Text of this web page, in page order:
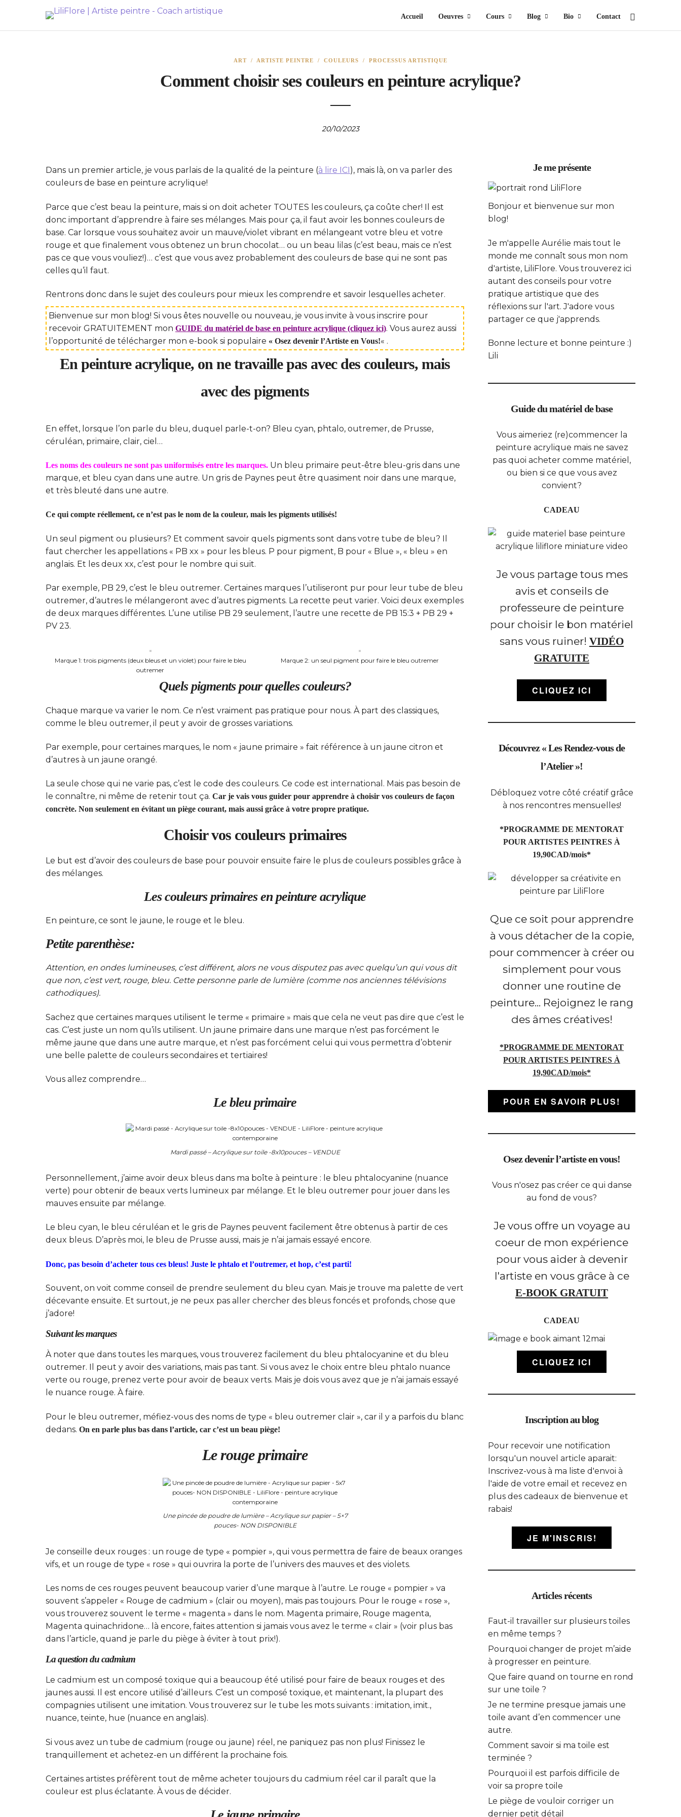
Accueil Oeuvres Cours Blog Bio Contact
ART / ARTISTE PEINTRE / COULEURS / PROCESSUS ARTISTIQUE
Comment choisir ses couleurs en peinture acrylique?
20/10/2023
Dans un premier article, je vous parlais de la qualité de la peinture (à lire ICI ), mais là, on va parler des
couleurs de base en peinture acrylique!
Parce que c’est beau la peinture, mais si on doit acheter TOUTES les couleurs, ça coûte cher! Il est
donc important d’apprendre à faire ses mélanges. Mais pour ça, il faut avoir les bonnes couleurs de
base. Car lorsque vous souhaitez avoir un mauve/violet vibrant en mélangeant votre bleu et votre
rouge et que finalement vous obtenez un brun chocolat… ou un beau lilas (c’est beau, mais ce n’est
pas ce que vous vouliez!)… c’est que vous avez probablement des couleurs de base qui ne sont pas
celles qu’il faut.
Rentrons donc dans le sujet des couleurs pour mieux les comprendre et savoir lesquelles acheter.
Bienvenue sur mon blog! Si vous êtes nouvelle ou nouveau, je vous invite à vous inscrire pour
recevoir GRATUITEMENT mon GUIDE du matériel de base en peinture acrylique (cliquez ici). Vous aurez aussi
l’opportunité de télécharger mon e-book si populaire « Osez devenir l’Artiste en Vous!« .
En peinture acrylique, on ne travaille pas avec des couleurs, mais
avec des pigments
En effet, lorsque l’on parle du bleu, duquel parle-t-on? Bleu cyan, phtalo, outremer, de Prusse,
céruléan, primaire, clair, ciel…
Les noms des couleurs ne sont pas uniformisés entre les marques. Un bleu primaire peut-être bleu-gris dans une
marque, et bleu cyan dans une autre. Un gris de Paynes peut être quasiment noir dans une marque,
et très bleuté dans une autre.
Ce qui compte réellement, ce n’est pas le nom de la couleur, mais les pigments utilisés!
Un seul pigment ou plusieurs? Et comment savoir quels pigments sont dans votre tube de bleu? Il
faut chercher les appellations « PB xx » pour les bleus. P pour pigment, B pour « Blue », « bleu » en
anglais. Et les deux xx, c’est pour le nombre qui suit.
Par exemple, PB 29, c’est le bleu outremer. Certaines marques l’utiliseront pur pour leur tube de bleu
outremer, d’autres le mélangeront avec d’autres pigments. La recette peut varier. Voici deux exemples
de deux marques différentes. L’une utilise PB 29 seulement, l’autre une recette de PB 15:3 + PB 29 +
PV 23.
Marque 1: trois pigments (deux bleus et un violet) pour faire le bleu
outremer
Marque 2: un seul pigment pour faire le bleu outremer
Quels pigments pour quelles couleurs?
Chaque marque va varier le nom. Ce n’est vraiment pas pratique pour nous. À part des classiques,
comme le bleu outremer, il peut y avoir de grosses variations.
Par exemple, pour certaines marques, le nom « jaune primaire » fait référence à un jaune citron et
d’autres à un jaune orangé.
La seule chose qui ne varie pas, c’est le code des couleurs. Ce code est international. Mais pas besoin de
le connaître, ni même de retenir tout ça. Car je vais vous guider pour apprendre à choisir vos couleurs de façon
concrète. Non seulement en évitant un piège courant, mais aussi grâce à votre propre pratique.
Choisir vos couleurs primaires
Le but est d’avoir des couleurs de base pour pouvoir ensuite faire le plus de couleurs possibles grâce à
des mélanges.
Les couleurs primaires en peinture acrylique
En peinture, ce sont le jaune, le rouge et le bleu.
Petite parenthèse:
Attention, en ondes lumineuses, c’est différent, alors ne vous disputez pas avec quelqu’un qui vous dit
que non, c’est vert, rouge, bleu. Cette personne parle de lumière (comme nos anciennes télévisions
cathodiques).
Sachez que certaines marques utilisent le terme « primaire » mais que cela ne veut pas dire que c’est le
cas. C’est juste un nom qu’ils utilisent. Un jaune primaire dans une marque n’est pas forcément le
même jaune que dans une autre marque, et n’est pas forcément celui qui vous permettra d’obtenir
une belle palette de couleurs secondaires et tertiaires!
Vous allez comprendre…
Le bleu primaire
Mardi passé – Acrylique sur toile -8x10pouces – VENDUE
Personnellement, j’aime avoir deux bleus dans ma boîte à peinture : le bleu phtalocyanine (nuance
verte) pour obtenir de beaux verts lumineux par mélange. Et le bleu outremer pour jouer dans les
mauves ensuite par mélange.
Le bleu cyan, le bleu céruléan et le gris de Paynes peuvent facilement être obtenus à partir de ces
deux bleus. D’après moi, le bleu de Prusse aussi, mais je n’ai jamais essayé encore.
Donc, pas besoin d’acheter tous ces bleus! Juste le phtalo et l’outremer, et hop, c’est parti!
Souvent, on voit comme conseil de prendre seulement du bleu cyan. Mais je trouve ma palette de vert
décevante ensuite. Et surtout, je ne peux pas aller chercher des bleus foncés et profonds, chose que
j’adore!
Suivant les marques
À noter que dans toutes les marques, vous trouverez facilement du bleu phtalocyanine et du bleu
outremer. Il peut y avoir des variations, mais pas tant. Si vous avez le choix entre bleu phtalo nuance
verte ou rouge, prenez verte pour avoir de beaux verts. Mais je dois vous avez que je n’ai jamais essayé
le nuance rouge. À faire.
Pour le bleu outremer, méfiez-vous des noms de type « bleu outremer clair », car il y a parfois du blanc
dedans. On en parle plus bas dans l’article, car c’est un beau piège!
Le rouge primaire
Une pincée de poudre de lumière – Acrylique sur papier – 5×7
pouces- NON DISPONIBLE
Je conseille deux rouges : un rouge de type « pompier », qui vous permettra de faire de beaux oranges
vifs, et un rouge de type « rose » qui ouvrira la porte de l’univers des mauves et des violets.
Les noms de ces rouges peuvent beaucoup varier d’une marque à l’autre. Le rouge « pompier » va
souvent s’appeler « Rouge de cadmium » (clair ou moyen), mais pas toujours. Pour le rouge « rose »,
vous trouverez souvent le terme « magenta » dans le nom. Magenta primaire, Rouge magenta,
Magenta quinachridone… là encore, faites attention si jamais vous avez le terme « clair » (voir plus bas
dans l’article, quand je parle du piège à éviter à tout prix!).
La question du cadmium
Le cadmium est un composé toxique qui a beaucoup été utilisé pour faire de beaux rouges et des
jaunes aussi. Il est encore utilisé d’ailleurs. C’est un composé toxique, et maintenant, la plupart des
compagnies utilisent une imitation. Vous trouverez sur le tube les mots suivants : imitation, imit.,
nuance, teinte, hue (nuance en anglais).
Si vous avez un tube de cadmium (rouge ou jaune) réel, ne paniquez pas non plus! Finissez le
tranquillement et achetez-en un différent la prochaine fois.
Certaines artistes préfèrent tout de même acheter toujours du cadmium réel car il paraît que la
couleur est plus éclatante. À vous de décider.
Je me présente
Bonjour et bienvenue sur mon
blog!
Je m'appelle Aurélie mais tout le
monde me connaît sous mon nom
d'artiste, LiliFlore. Vous trouverez ici
autant des conseils pour votre
pratique artistique que des
réflexions sur l'art. J'adore vous
partager ce que j'apprends.
Bonne lecture et bonne peinture :)
Lili
Guide du matériel de base
Vous aimeriez (re)commencer la
peinture acrylique mais ne savez
pas quoi acheter comme matériel,
ou bien si ce que vous avez
convient?
CADEAU
Je vous partage tous mes
avis et conseils de
professeure de peinture
pour choisir le bon matériel
sans vous ruiner! VIDÉO
GRATUITE
CLIQUEZ ICI
Découvrez « Les Rendez-vous de
l’Atelier »!
Débloquez votre côté créatif grâce
à nos rencontres mensuelles!
*PROGRAMME DE MENTORAT
POUR ARTISTES PEINTRES À
19,90CAD/mois*
Que ce soit pour apprendre
à vous détacher de la copie,
pour commencer à créer ou
simplement pour vous
donner une routine de
peinture... Rejoignez le rang
des âmes créatives!
*PROGRAMME DE MENTORAT
POUR ARTISTES PEINTRES À
19,90CAD/mois*
POUR EN SAVOIR PLUS!
Osez devenir l’artiste en vous!
Vous n'osez pas créer ce qui danse
au fond de vous?
Je vous offre un voyage au
coeur de mon expérience
pour vous aider à devenir
l'artiste en vous grâce à ce
E-BOOK GRATUIT
CADEAU
CLIQUEZ ICI
Inscription au blog
Pour recevoir une notification
lorsqu'un nouvel article aparait:
Inscrivez-vous à ma liste d'envoi à
l'aide de votre email et recevez en
plus des cadeaux de bienvenue et
rabais!
JE M'INSCRIS!
Articles récents
Faut-il travailler sur plusieurs toiles
en même temps ?
Pourquoi changer de projet m’aide
à progresser en peinture.
Que faire quand on tourne en rond
sur une toile ?
Je ne termine presque jamais une
toile avant d’en commencer une
autre.
Comment savoir si ma toile est
terminée ?
Pourquoi il est parfois difficile de
voir sa propre toile
Le piège de vouloir corriger un
dernier petit détail